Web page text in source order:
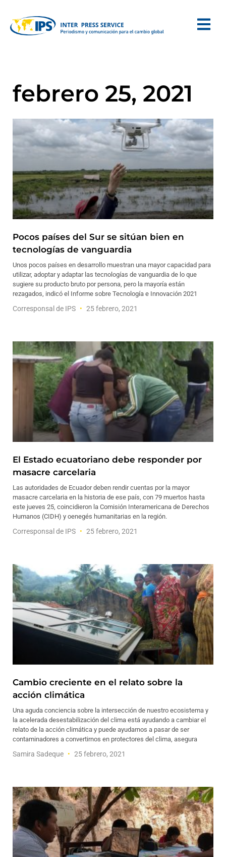
febrero 25, 2021
Pocos países del Sur se sitúan bien en
tecnologías de vanguardia
Unos pocos países en desarrollo muestran una mayor capacidad para
utilizar, adoptar y adaptar las tecnologías de vanguardia de lo que
sugiere su producto bruto por persona, pero la mayoría están
rezagados, indicó el Informe sobre Tecnología e Innovación 2021
Corresponsal de IPS 25 febrero, 2021
El Estado ecuatoriano debe responder por
masacre carcelaria
Las autoridades de Ecuador deben rendir cuentas por la mayor
masacre carcelaria en la historia de ese país, con 79 muertos hasta
este jueves 25, coincidieron la Comisión Interamericana de Derechos
Humanos (CIDH) y oenegés humanitarias en la región.
Corresponsal de IPS 25 febrero, 2021
Cambio creciente en el relato sobre la
acción climática
Una aguda conciencia sobre la intersección de nuestro ecosistema y
la acelerada desestabilización del clima está ayudando a cambiar el
relato de la acción climática y puede ayudarnos a pasar de ser
contaminadores a convertirnos en protectores del clima, asegura
Samira Sadeque 25 febrero, 2021